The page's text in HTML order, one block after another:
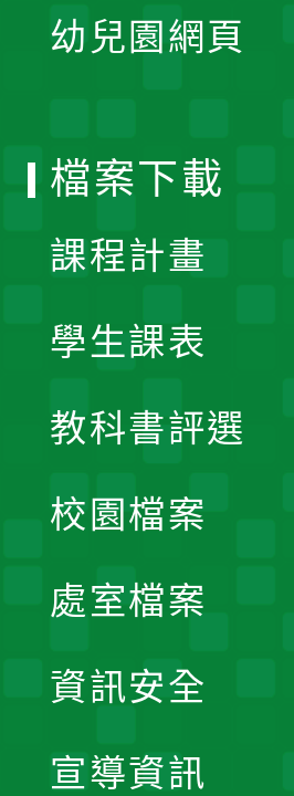
幼兒園網頁
檔案下載
課程計畫
學生課表
教科書評選
校園檔案
處室檔案
資訊安全
宣導資訊